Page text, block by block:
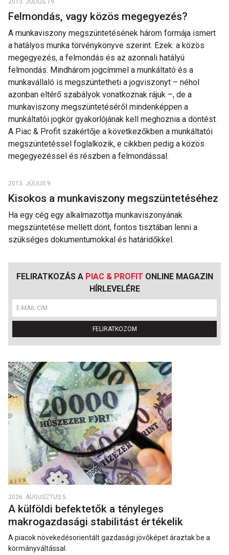
2013. JÚLIUS 19.
Felmondás, vagy közös megegyezés?
A munkaviszony megszüntetésének három formája ismert
a hatályos munka törvénykönyve szerint. Ezek: a közös
megegyezés, a felmondás és az azonnali hatályú
felmondás. Mindhárom jogcímmel a munkáltató és a
munkavállaló is megszüntetheti a jogviszonyt – néhol
azonban eltérő szabályok vonatkoznak rájuk –, de a
munkaviszony megszüntetéséről mindenképpen a
munkáltatói jogkör gyakorlójának kell meghoznia a döntést.
A Piac & Profit szakértője a következőkben a munkáltatói
megszüntetéssel foglalkozik, e cikkben pedig a közös
megegyezéssel és részben a felmondással.
2013. JÚLIUS 9.
Kisokos a munkaviszony megszüntetéséhez
Ha egy cég egy alkalmazottja munkaviszonyának
megszüntetése mellett dönt, fontos tisztában lenni a
szükséges dokumentumokkal és határidőkkel.
FELIRATKOZÁS A PIAC & PROFIT ONLINE MAGAZIN
HÍRLEVELÉRE
FELIRATKOZOM
2026. AUGUSZTUS 5.
A külföldi befektetők a tényleges
makrogazdasági stabilitást értékelik
A piacok növekedésorientált gazdasági jövőképet áraztak be a
kormányváltással.